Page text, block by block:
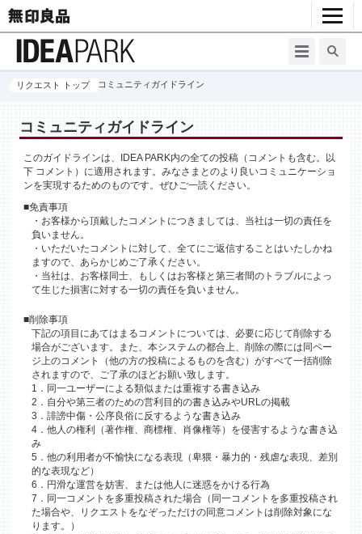
リクエスト トップ コミュニティガイドライン
コミュニティガイドライン
このガイドラインは、IDEA PARK内の全ての投稿（コメントも含む。以
下 コメント）に適用されます。みなさまとのより良いコミュニケーショ
ンを実現するためのものです。ぜひご一読ください。
■免責事項
・お客様から頂戴したコメントにつきましては、当社は一切の責任を
負いません。
・いただいたコメントに対して、全てにご返信することはいたしかね
ますので、あらかじめご了承ください。
・当社は、お客様同士、もしくはお客様と第三者間のトラブルによっ
て生じた損害に対する一切の責任を負いません。
■削除事項
下記の項目にあてはまるコメントについては、必要に応じて削除する
場合がございます。また、本システムの都合上、削除の際には同ペー
ジ上のコメント（他の方の投稿によるものを含む）がすべて一括削除
されますので、ご了承のほどお願い致します。
1．同一ユーザーによる類似または重複する書き込み
2．自分や第三者のための営利目的の書き込みやURLの掲載
3．誹謗中傷・公序良俗に反するような書き込み
4．他人の権利（著作権、商標権、肖像権等）を侵害するような書き込
み
5．他の利用者が不愉快になる表現（卑猥・暴力的・残虐な表現、差別
的な表現など）
6．円滑な運営を妨害、または他人に迷惑をかける行為
7．同一コメントを多重投稿された場合（同一コメントを多重投稿され
た場合や、リクエストをなぞっただけの同意コメントは削除対象にな
ります。）